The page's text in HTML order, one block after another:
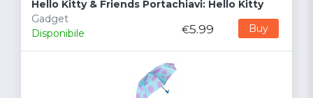
Hello Kitty & Friends Portachiavi: Hello Kitty
Gadget
Disponibile
€5.99 Buy